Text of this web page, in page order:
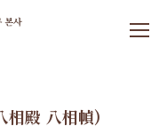
相殿 八相幀)